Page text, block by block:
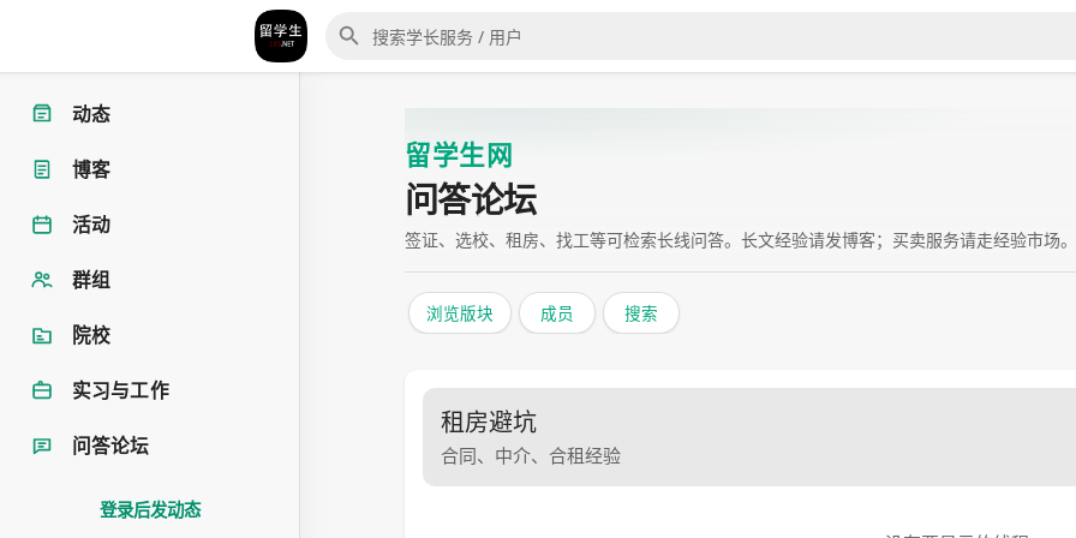
动态
博客
活动
群组
院校
实习与工作
问答论坛
登录后发动态
留学生网
问答论坛
签证、选校、租房、找工等可检索长线问答。长文经验请发博客；买卖服务请走经验市场。
浏览版块 成员 搜索
租房避坑
合同、中介、合租经验